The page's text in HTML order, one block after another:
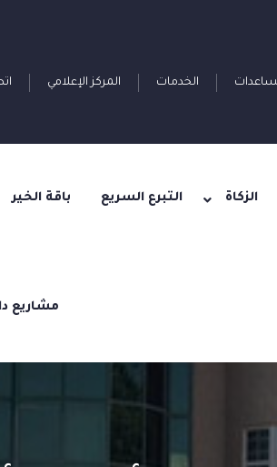
الخدمات المركز الإعلامي
باقة الخير التبرع السريع الزكاة
مشاريع